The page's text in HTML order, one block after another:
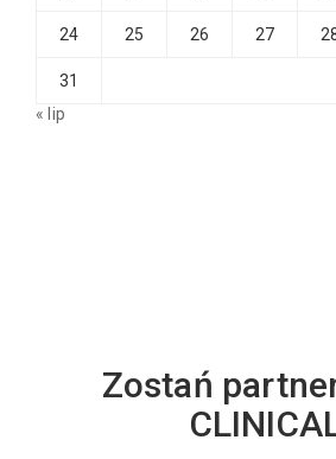
24 25 26 27
31
« lip
Zostań